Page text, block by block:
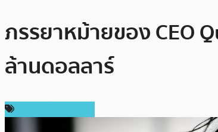
ภรรยาหม้ายของ CEO
ล้านดอลลาร์